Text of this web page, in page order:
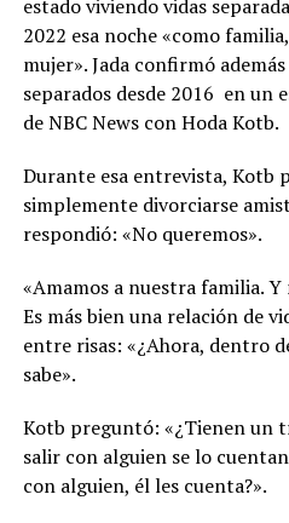
estado viviendo vidas
2022 esa noche «como
mujer». Jada confirmó
separados desde 2016 en un
de NBC News con Hoda Kotb.
Durante esa entrevista, Kotb
simplemente divorciarse
respondió: «No queremos».
«Amamos a nuestra familia.
Es más bien una relación de
entre risas: «¿Ahora, dentro
sabe».
Kotb preguntó: «¿Tienen un
salir con alguien se lo
con alguien, él les cuenta?».